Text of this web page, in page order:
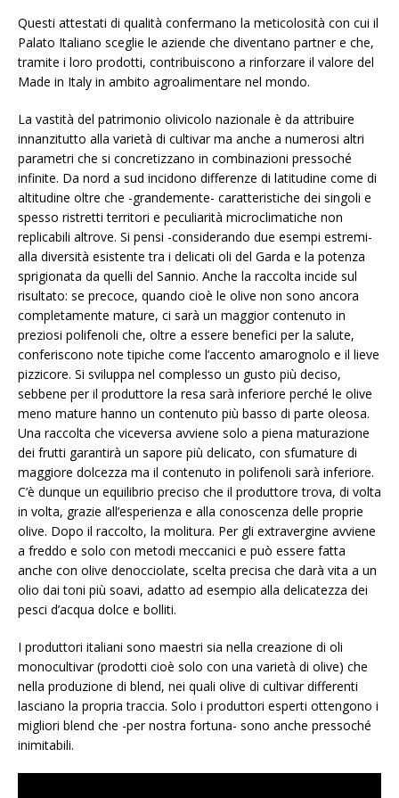
Questi attestati di qualità confermano la meticolosità con cui il
Palato Italiano sceglie le aziende che diventano partner e che,
tramite i loro prodotti, contribuiscono a rinforzare il valore del
Made in Italy in ambito agroalimentare nel mondo.
La vastità del patrimonio olivicolo nazionale è da attribuire
innanzitutto alla varietà di cultivar ma anche a numerosi altri
parametri che si concretizzano in combinazioni pressoché
infinite. Da nord a sud incidono differenze di latitudine come di
altitudine oltre che -grandemente- caratteristiche dei singoli e
spesso ristretti territori e peculiarità microclimatiche non
replicabili altrove. Si pensi -considerando due esempi estremi-
alla diversità esistente tra i delicati oli del Garda e la potenza
sprigionata da quelli del Sannio. Anche la raccolta incide sul
risultato: se precoce, quando cioè le olive non sono ancora
completamente mature, ci sarà un maggior contenuto in
preziosi polifenoli che, oltre a essere benefici per la salute,
conferiscono note tipiche come l’accento amarognolo e il lieve
pizzicore. Si sviluppa nel complesso un gusto più deciso,
sebbene per il produttore la resa sarà inferiore perché le olive
meno mature hanno un contenuto più basso di parte oleosa.
Una raccolta che viceversa avviene solo a piena maturazione
dei frutti garantirà un sapore più delicato, con sfumature di
maggiore dolcezza ma il contenuto in polifenoli sarà inferiore.
C’è dunque un equilibrio preciso che il produttore trova, di volta
in volta, grazie all’esperienza e alla conoscenza delle proprie
olive. Dopo il raccolto, la molitura. Per gli extravergine avviene
a freddo e solo con metodi meccanici e può essere fatta
anche con olive denocciolate, scelta precisa che darà vita a un
olio dai toni più soavi, adatto ad esempio alla delicatezza dei
pesci d’acqua dolce e bolliti.
I produttori italiani sono maestri sia nella creazione di oli
monocultivar (prodotti cioè solo con una varietà di olive) che
nella produzione di blend, nei quali olive di cultivar differenti
lasciano la propria traccia. Solo i produttori esperti ottengono i
migliori blend che -per nostra fortuna- sono anche pressoché
inimitabili.